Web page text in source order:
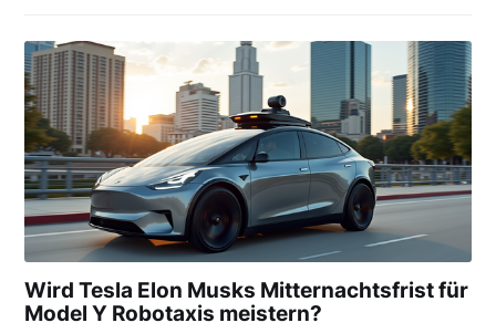
Wird Tesla Elon Musks Mitternachtsfrist für
Model Y Robotaxis meistern?